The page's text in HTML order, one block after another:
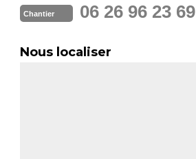
Chantier 06 26 96 23 69
Nous localiser